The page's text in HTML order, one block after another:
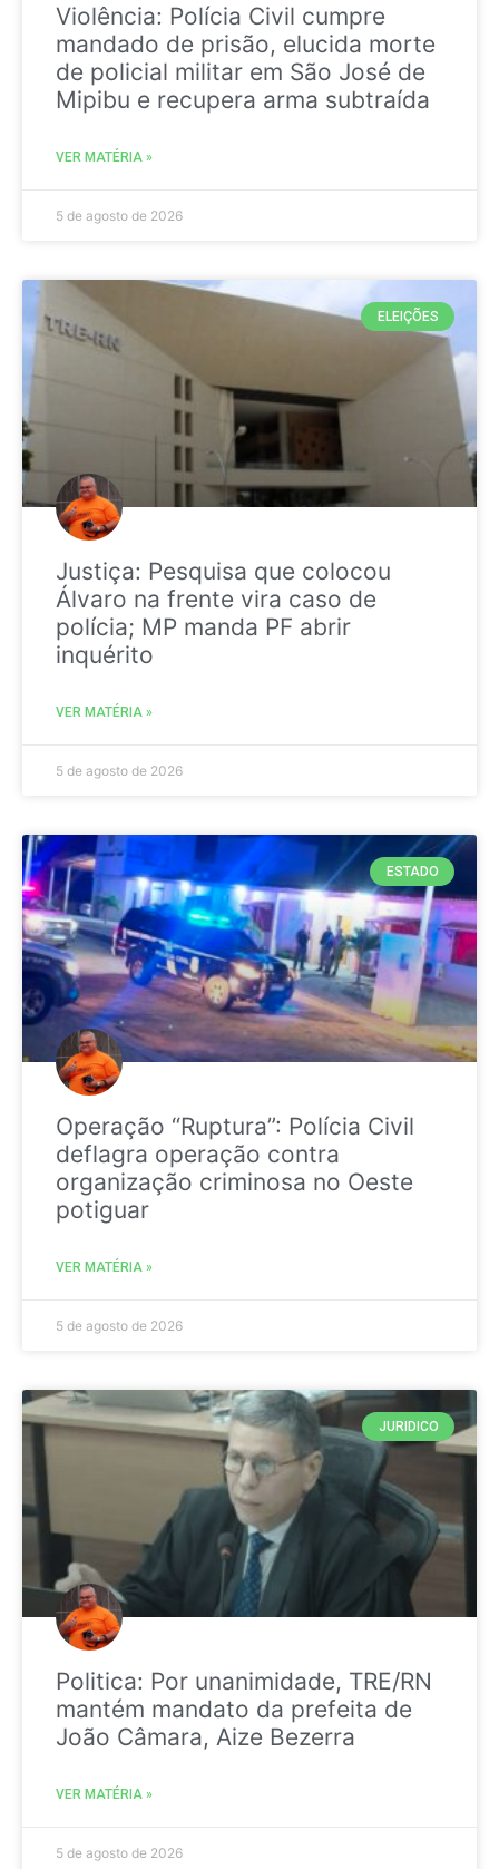
Violência: Polícia Civil cumpre
mandado de prisão, elucida morte
de policial militar em São José de
Mipibu e recupera arma subtraída
VER MATÉRIA »
5 de agosto de 2026
ELEIÇÕES
Justiça: Pesquisa que colocou
Álvaro na frente vira caso de
polícia; MP manda PF abrir
inquérito
VER MATÉRIA »
5 de agosto de 2026
ESTADO
Operação “Ruptura”: Polícia Civil
deflagra operação contra
organização criminosa no Oeste
potiguar
VER MATÉRIA »
5 de agosto de 2026
JURIDICO
Politica: Por unanimidade, TRE/RN
mantém mandato da prefeita de
João Câmara, Aize Bezerra
VER MATÉRIA »
5 de agosto de 2026